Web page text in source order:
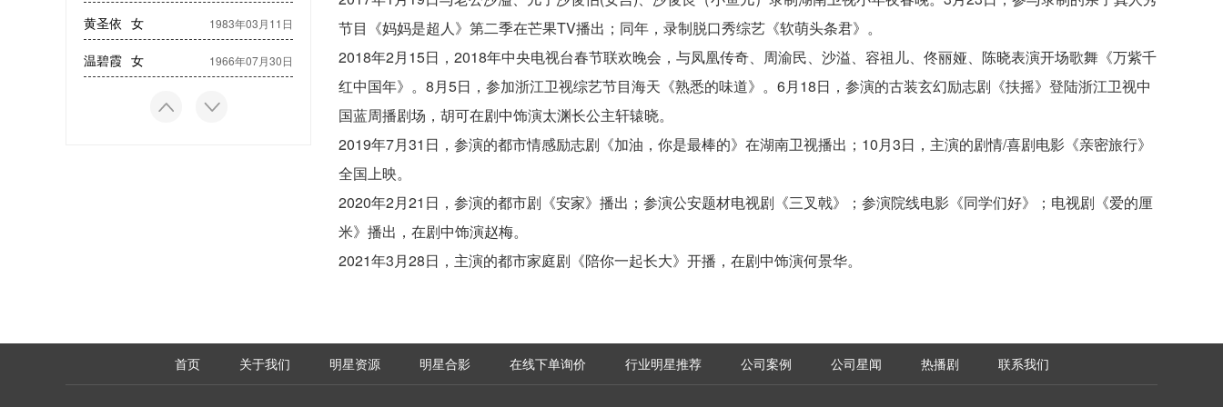
黄圣依 女 1983年03月11日
温碧霞 女 1966年07月30日
节目《妈妈是超人》第二季在芒果TV播出；同年，录制脱口秀综艺《软萌头条君》。
2018年2月15日，2018年中央电视台春节联欢晚会，与凤凰传奇、周渝民、沙溢、容祖儿、佟丽娅、陈晓表演开场歌舞《万紫千
红中国年》。8月5日，参加浙江卫视综艺节目海天《熟悉的味道》。6月18日，参演的古装玄幻励志剧《扶摇》登陆浙江卫视中
国蓝周播剧场，胡可在剧中饰演太渊长公主轩辕晓。
2019年7月31日，参演的都市情感励志剧《加油，你是最棒的》在湖南卫视播出；10月3日，主演的剧情/喜剧电影《亲密旅行》
全国上映。
2020年2月21日，参演的都市剧《安家》播出；参演公安题材电视剧《三叉戟》；参演院线电影《同学们好》；电视剧《爱的厘
米》播出，在剧中饰演赵梅。
2021年3月28日，主演的都市家庭剧《陪你一起长大》开播，在剧中饰演何景华。
首页 关于我们 明星资源 明星合影 在线下单询价 行业明星推荐 公司案例 公司星闻 热播剧 联系我们